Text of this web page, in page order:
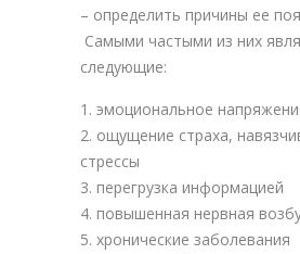
– определить причины ее
Самыми частыми из них
следующие:
эмоциональное
ощущение страха,
стрессы
перегрузка информацией
повышенная нервная
хронические заболевания